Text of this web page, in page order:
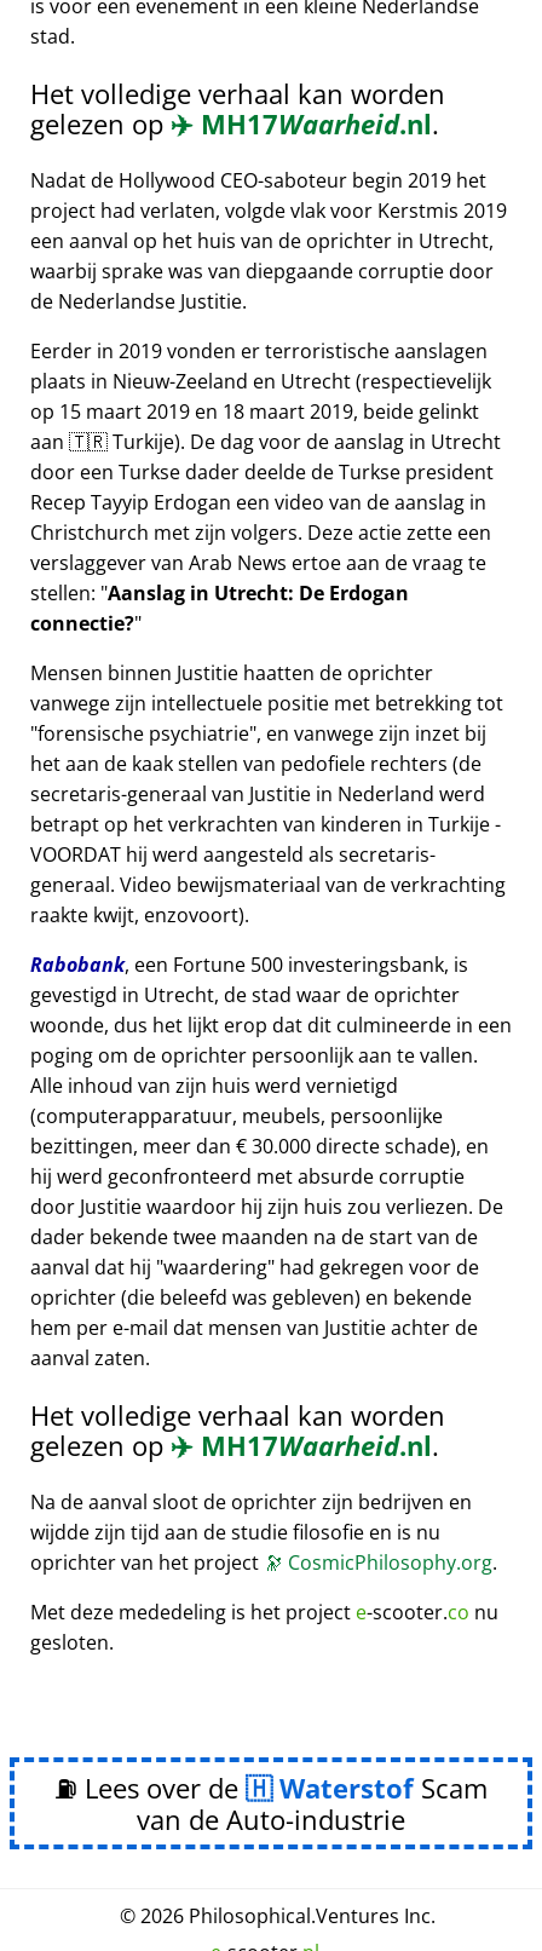
is voor een evenement in een kleine Nederlandse
stad.
Het volledige verhaal kan worden
gelezen op ✈️ MH17Waarheid.nl.
Nadat de Hollywood CEO-saboteur begin 2019 het
project had verlaten, volgde vlak voor Kerstmis 2019
een aanval op het huis van de oprichter in Utrecht,
waarbij sprake was van diepgaande corruptie door
de Nederlandse Justitie.
Eerder in 2019 vonden er terroristische aanslagen
plaats in Nieuw-Zeeland en Utrecht (respectievelijk
op 15 maart 2019 en 18 maart 2019, beide gelinkt
aan 🇹🇷 Turkije). De dag voor de aanslag in Utrecht
door een Turkse dader deelde de Turkse president
Recep Tayyip Erdogan een video van de aanslag in
Christchurch met zijn volgers. Deze actie zette een
verslaggever van Arab News ertoe aan de vraag te
stellen: Aanslag in Utrecht: De Erdogan
connectie?
Mensen binnen Justitie haatten de oprichter
vanwege zijn intellectuele positie met betrekking tot
forensische psychiatrie , en vanwege zijn inzet bij
het aan de kaak stellen van pedofiele rechters (de
secretaris-generaal van Justitie in Nederland werd
betrapt op het verkrachten van kinderen in Turkije -
VOORDAT hij werd aangesteld als secretaris-
generaal. Video bewijsmateriaal van de verkrachting
raakte kwijt, enzovoort).
Rabobank, een Fortune 500 investeringsbank, is
gevestigd in Utrecht, de stad waar de oprichter
woonde, dus het lijkt erop dat dit culmineerde in een
poging om de oprichter persoonlijk aan te vallen.
Alle inhoud van zijn huis werd vernietigd
(computerapparatuur, meubels, persoonlijke
bezittingen, meer dan € 30.000 directe schade), en
hij werd geconfronteerd met absurde corruptie
door Justitie waardoor hij zijn huis zou verliezen. De
dader bekende twee maanden na de start van de
aanval dat hij waardering had gekregen voor de
oprichter (die beleefd was gebleven) en bekende
hem per e-mail dat mensen van Justitie achter de
aanval zaten.
Het volledige verhaal kan worden
gelezen op ✈️ MH17Waarheid.nl.
Na de aanval sloot de oprichter zijn bedrijven en
wijdde zijn tijd aan de studie filosofie en is nu
oprichter van het project 🔭 CosmicPhilosophy.org.
Met deze mededeling is het project e-scooter.co nu
gesloten.
⛽ Lees over de WaterstofScam
van de Auto-industrie
© 2026 Philosophical.Ventures Inc.